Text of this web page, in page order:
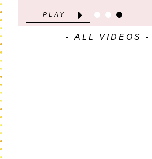
PLAY
- ALL VIDEOS -